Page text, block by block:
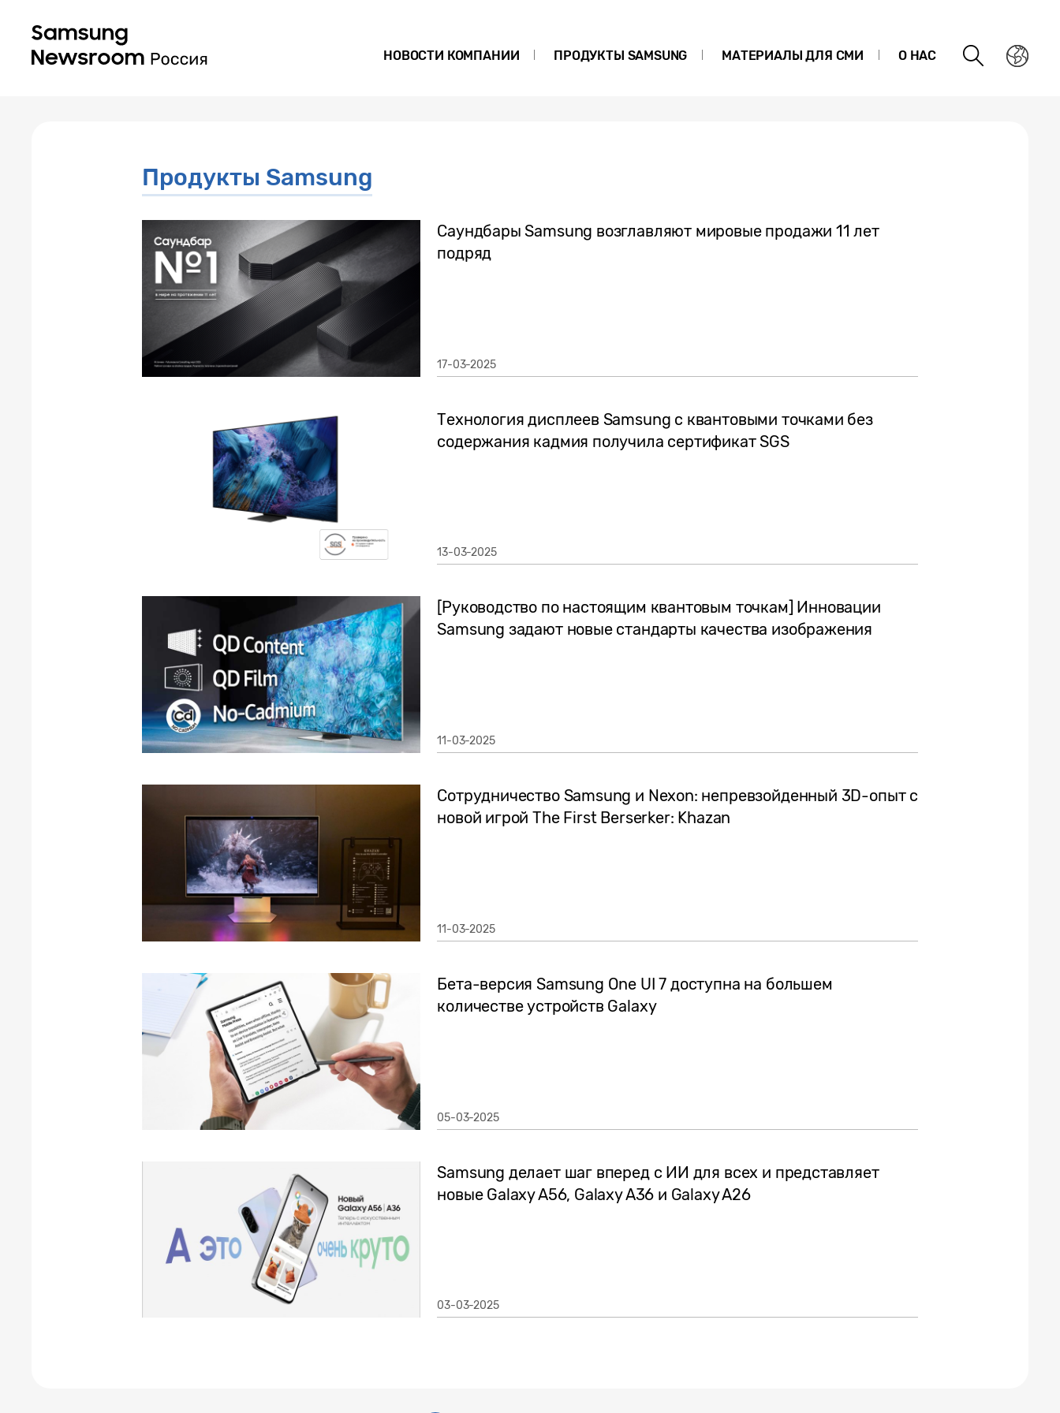
НОВОСТИ КОМПАНИИ ПРОДУКТЫ SAMSUNG МАТЕРИАЛЫ ДЛЯ СМИ О НАС
Продукты Samsung
Саундбары Samsung возглавляют мировые продажи 11 лет
подряд
17-03-2025
Технология дисплеев Samsung с квантовыми точками без
содержания кадмия получила сертификат SGS
13-03-2025
[Руководство по настоящим квантовым точкам] Инновации
Samsung задают новые стандарты качества изображения
11-03-2025
Сотрудничество Samsung и Nexon: непревзойденный 3D-опыт с
новой игрой The First Berserker: Khazan
11-03-2025
Бета-версия Samsung One UI 7 доступна на большем
количестве устройств Galaxy
05-03-2025
Samsung делает шаг вперед с ИИ для всех и представляет
новые Galaxy A56, Galaxy A36 и Galaxy A26
03-03-2025